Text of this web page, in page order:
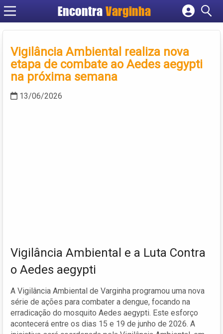
EncontraVarginha
Cadastrar empresa
Criar conta
Vigilância Ambiental realiza nova
etapa de combate ao Aedes aegypti
na próxima semana
13/06/2026
Vigilância Ambiental e a Luta Contra
o Aedes aegypti
A Vigilância Ambiental de Varginha programou uma nova
série de ações para combater a dengue, focando na
erradicação do mosquito Aedes aegypti. Este esforço
acontecerá entre os dias 15 e 19 de junho de 2026. A